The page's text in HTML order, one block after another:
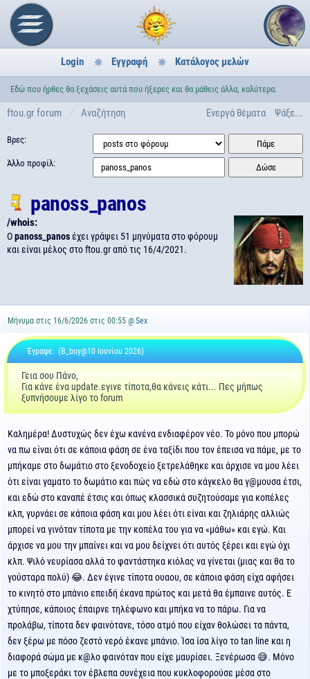
Login Εγγραφή Κατάλογος μελών
Εδώ που ήρθες θα ξεχάσεις αυτά που ήξερες και θα μάθεις άλλα, καλύτερα.
Ενεργά θέματα Ψάξε...
ftou.gr forum Αναζήτηση
panoss_panos
Βρες:
Άλλο προφίλ:
/whois:
Οpanoss_panosέχει γράψει 51 μηνύματα στο φόρουμ
και είναι μέλος στο ftou.gr από τις 16/4/2021.
Μήνυμα στις 16/6/2026 στις 00:55 @Sex
Έγραψε: (B_boy@10 Ιουνίου 2026)
Γεια σου Πάνο,
Για κάνε ένα update.εγινε τίποτα,θα κάνεις κάτι... Πες μήπως
ξυπνήσουμε λίγο το forum
Καλημέρα! Δυστυχώς δεν έχω κανένα ενδιαφέρον νέο. Το μόνο που μπορώ
να πω είναι ότι σε κάποια φάση σε ένα ταξίδι που τον έπεισα να πάμε, με το
μπήκαμε στο δωμάτιο στο ξενοδοχείο ξετρελάθηκε και άρχισε να μου λέει
ότι είναι γαματο το δωμάτιο και πώς να εδώ στο κάγκελο θα γ@μουσα έτσι,
και εδώ στο καναπέ έτσις και όπως κλασσικά συζητούσαμε για κοπέλες
κλπ, γυρνάει σε κάποια φάση και μου λέει ότι είναι και ζηλιάρης αλλιώς
μπορεί να γινόταν τίποτα με την κοπέλα του για να «μάθω» και εγώ. Και
άρχισε να μου την μπαίνει και να μου δείχνει ότι αυτός ξέρει και εγώ όχι
κλπ. Ψιλό νευρίασα αλλά το φαντάστηκα κιόλας να γίνεται (μιας και θα το
γούσταρα πολύ) 😂. Δεν έγινε τίποτα ουαου, σε κάποια φάση είχα αφήσει
το κινητό στο μπάνιο επειδή έκανα πρώτος και μετά θα έμπαινε αυτός. Ε
χτύπησε, κάποιος έπαιρνε τηλέφωνο και μπήκα να το πάρω. Για να
προλάβω, τίποτα δεν φαινότανε, τόσο ατμό που είχαν θολώσει τα πάντα,
δεν ξέρω με πόσο ζεστό νερό έκανε μπάνιο. Ίσα ίσα λίγο το tan line και η
διαφορά σώμα με κ@λο φαινόταν που είχε μαυρίσει. Ξενέρωσα 😅. Μόνο
με το μποξεράκι τον έβλεπα συνέχεια που κυκλοφορούσε μέσα στο